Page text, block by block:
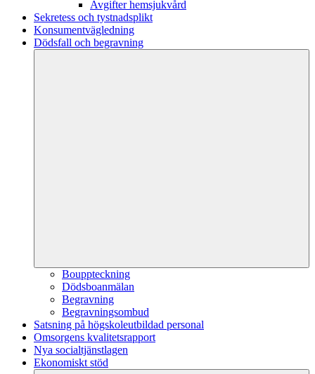
Avgifter hemsjukvård
Sekretess och tystnadsplikt
Konsumentvägledning
Dödsfall och begravning
Bouppteckning
Dödsboanmälan
Begravning
Begravningsombud
Satsning på högskoleutbildad personal
Omsorgens kvalitetsrapport
Nya socialtjänstlagen
Ekonomiskt stöd